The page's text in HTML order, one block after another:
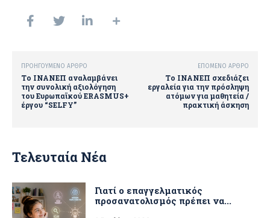
ΠΡΟΗΓΟΎΜΕΝΟ ΆΡΘΡΟ
Το ΙΝΑΝΕΠ αναλαμβάνει
την συνολική αξιολόγηση
του Ευρωπαϊκού ERASMUS+
έργου “SELFY”
ΕΠΌΜΕΝΟ ΆΡΘΡΟ
Το ΙΝΑΝΕΠ σχεδιάζει
εργαλεία για την πρόσληψη
ατόμων για μαθητεία /
πρακτική άσκηση
Τελευταία Νέα
Γιατί ο επαγγελματικός
προσανατολισμός πρέπει να...